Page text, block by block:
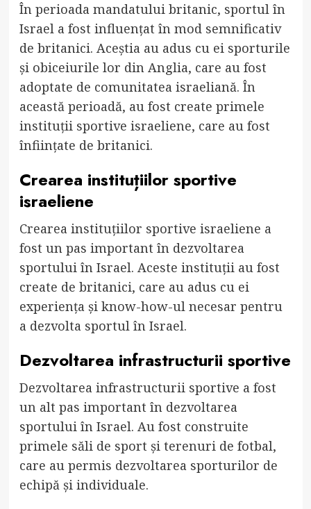
În perioada mandatului britanic, sportul în
Israel a fost influențat în mod semnificativ
de britanici. Aceștia au adus cu ei sporturile
și obiceiurile lor din Anglia, care au fost
adoptate de comunitatea israeliană. În
această perioadă, au fost create primele
instituții sportive israeliene, care au fost
înființate de britanici.
Crearea instituțiilor sportive
israeliene
Crearea instituțiilor sportive israeliene a
fost un pas important în dezvoltarea
sportului în Israel. Aceste instituții au fost
create de britanici, care au adus cu ei
experiența și know-how-ul necesar pentru
a dezvolta sportul în Israel.
Dezvoltarea infrastructurii sportive
Dezvoltarea infrastructurii sportive a fost
un alt pas important în dezvoltarea
sportului în Israel. Au fost construite
primele săli de sport și terenuri de fotbal,
care au permis dezvoltarea sporturilor de
echipă și individuale.